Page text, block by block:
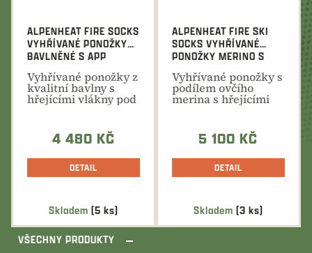
Skladem(5 ks)
ALPENHEAT FIRE SOCKS
VYHŘÍVANÉ PONOŽKY
BAVLNĚNÉ S APP
Vyhřívané ponožky z
kvalitní bavlny s
hřejícími vlákny pod
prsty nohy. ...
4 480 KČ
DETAIL
Skladem (3 ks)
ALPENHEAT FIRE SKI
SOCKS VYHŘÍVANÉ
PONOŽKY MERINO S
Vyhřívané ponožky s
podílem ovčího
merina s hřejícími
vlákny pod prsty...
5 100 KČ
DETAIL
VŠECHNY PRODUKTY